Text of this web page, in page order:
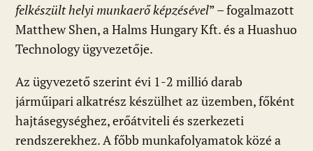
felkészült helyi munkaerő képzésével” – fogalmazott
Matthew Shen, a Halms Hungary Kft. és a Huashuo
Technology ügyvezetője.
Az ügyvezető szerint évi 1-2 millió darab
járműipari alkatrész készülhet az üzemben, főként
hajtásegységhez, erőátviteli és szerkezeti
rendszerekhez. A főbb munkafolyamatok közé a